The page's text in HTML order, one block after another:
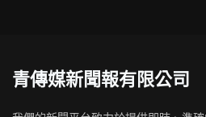
青傳媒新聞報有限公司